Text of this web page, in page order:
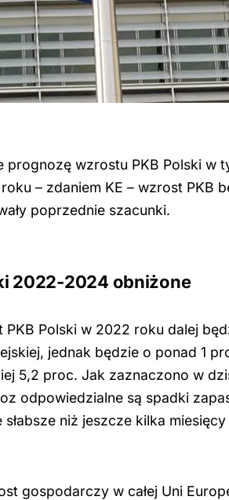
prognozę wzrostu PKB Polski w
– zdaniem KE – wzrost PKB
poprzednie szacunki.
2022-2024 obniżone
PKB Polski w 2022 roku dalej
jednak będzie o ponad 1
5,2 proc. Jak zaznaczono w
odpowiedzialne są spadki
niż jeszcze kilka miesięcy
gospodarczy w całej Uni